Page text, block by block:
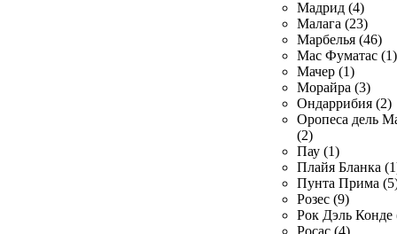
Мадрид (4)
Малага (23)
Марбелья (46)
Мас Фуматас (1)
Мачер (1)
Морайра (3)
Ондаррибия (2)
Оропеса дель
(2)
Пау (1)
Плайя Бланка
Пунта Прима
Розес (9)
Рок Дэль Конде
Росас (4)